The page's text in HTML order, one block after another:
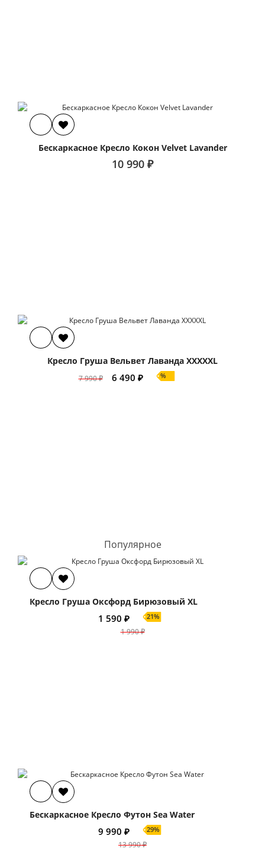
Бескаркасное Кресло Кокон Velvet Lavander
10 990 ₽
Кресло Груша Вельвет Лаванда XXXXXL
7 990 ₽ 6 490 ₽ %
Популярное
Кресло Груша Оксфорд Бирюзовый XL
1 590 ₽ 21%
1 990 ₽
Бескаркасное Кресло Футон Sea Water
9 990 ₽ 29%
13 990 ₽